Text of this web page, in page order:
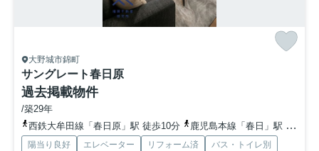
大野城市錦町
サングレート春日原
過去掲載物件
/築29年
西鉄大牟田線「春日原」駅 徒歩10分
鹿児島本線「春日」駅 徒歩16分
陽当り良好 エレベーター リフォーム済
バス・トイレ別